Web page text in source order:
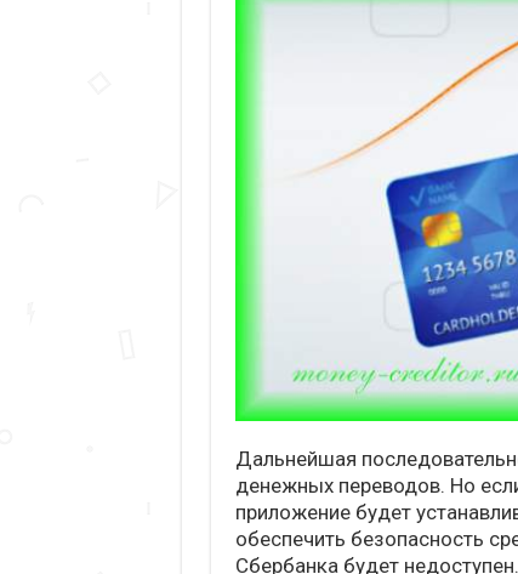
Дальнейшая
денежных переводов. Но
приложение будет
обеспечить безопасность
Сбербанка будет недоступен.